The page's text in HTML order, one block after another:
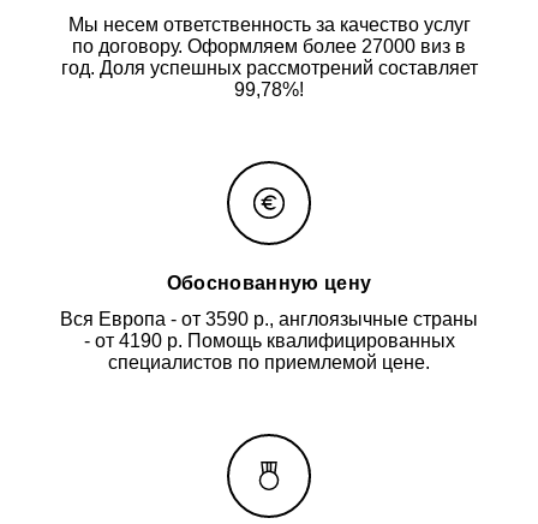
Мы несем ответственность за качество услуг
по договору. Оформляем более 27000 виз в
год. Доля успешных рассмотрений составляет
99,78%!
Обоснованную цену
Вся Европа - от 3590 р., англоязычные страны
- от 4190 р. Помощь квалифицированных
специалистов по приемлемой цене.